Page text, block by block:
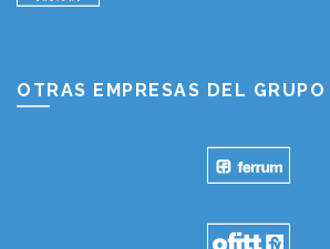
OTRAS EMPRESAS DEL GRUPO